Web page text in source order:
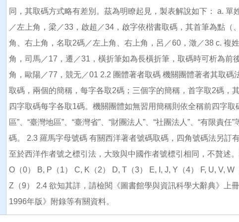
同，其取碼方式略有差別。茲為明瞭起見，製表解說如下： a.
／左上角，梁／33，啟超／34，啟字依楷書取碼，其首筆為點（
角、右上角，名取2碼／左上角、右上角，呂／60，澂／38 c. 複
角，司馬／17，遷／31，橫折筆如為長橫折筆，取碼時可析為前
角，歐陽／77，競无／01 2.2 團體著者取碼 機關團體著者其取
取碼，兩個的簡稱，每字各取2碼；三個字的簡稱，首字取2碼，
四字取碼每字各取1碼。機關團體如無習用簡稱則依全稱前四字取
區”、“臺灣地區”、“臺灣省”、“財團法人”、“社團法人”、“有限責
碼。 2.3 羅馬字母號碼 有關西洋著者號碼取碼，四角號碼法另訂
至於西洋作者號之標引法，大致與中國作者號標引相同，不贅述
O（0） B, P（1） C, K（2） D, T（3） E, I, J, Y（4） F, U, V,
Z（9） 2.4 欲知其詳，請檢閱《圖書館學與資訊科學大辭典》上
1996年版》附錄等有關資料。